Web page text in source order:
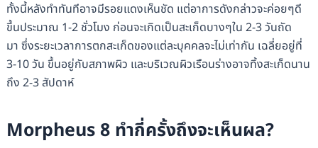
ทั้งนี้หลังทำทันทีอาจมีรอยแดงเห็นชัด แต่อาการดังกล่าวจะค่อยๆดี
ขึ้นประมาณ 1-2 ชั่วโมง ก่อนจะเกิดเป็นสะเก็ดบางๆใน 2-3 วันถัด
มา ซึ่งระยะเวลาการตกสะเก็ดของแต่ละบุคคลจะไม่เท่ากัน เฉลี่ยอยู่ที่
3-10 วัน ขึ้นอยู่กับสภาพผิว และบริเวณผิวเรือนร่างอาจทิ้งสะเก็ดนาน
ถึง 2-3 สัปดาห์
Morpheus 8 ทำกี่ครั้งถึงจะเห็นผล?